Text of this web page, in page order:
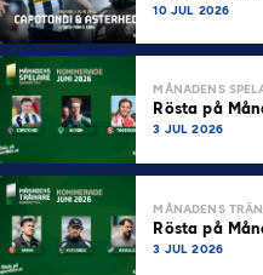
10 JUL 2026
MÅNADENS
Rösta på
3 JUL 2026
MÅNADENS
Rösta på
3 JUL 2026